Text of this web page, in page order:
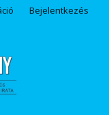
Bejelentkezés